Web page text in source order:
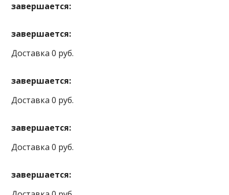
завершается:
завершается:
Доставка 0 руб.
завершается:
Доставка 0 руб.
завершается:
Доставка 0 руб.
завершается: